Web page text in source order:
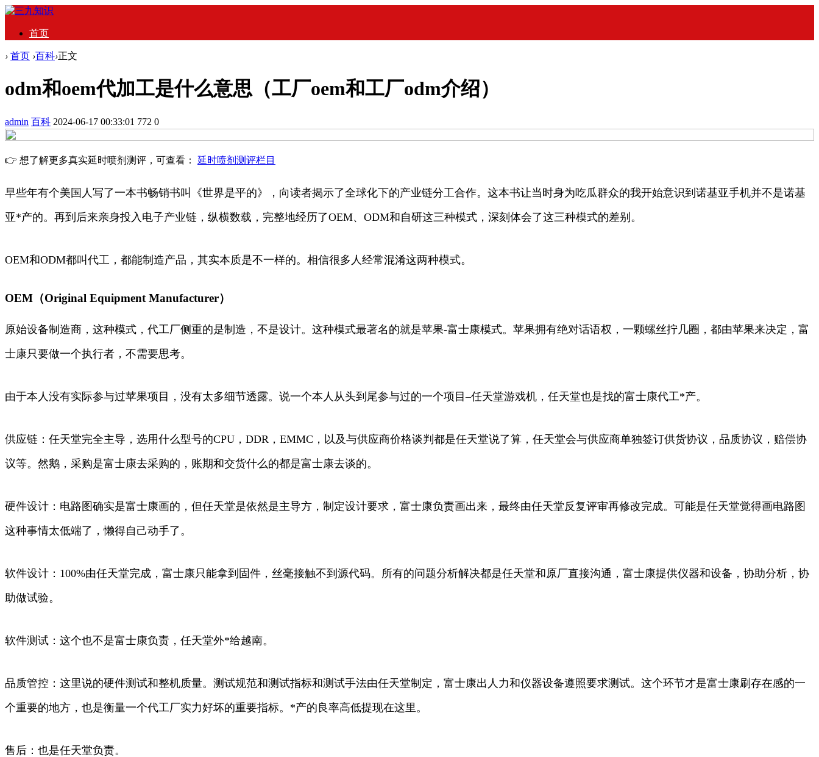
首页
› 首页 ›百科›正文
odm和oem代加工是什么意思（工厂oem和工厂odm介绍）
admin 百科 2024-06-17 00:33:01 772 0
👉 想了解更多真实延时喷剂测评，可查看： 延时喷剂测评栏目
早些年有个美国人写了一本书畅销书叫《世界是平的》，向读者揭示了全球化下的产业链分工合作。这本书让当时身为吃瓜群众的我开始意识到诺基亚手机并不是诺基
亚*产的。再到后来亲身投入电子产业链，纵横数载，完整地经历了OEM、ODM和自研这三种模式，深刻体会了这三种模式的差别。
OEM和ODM都叫代工，都能制造产品，其实本质是不一样的。相信很多人经常混淆这两种模式。
OEM（Original Equipment Manufacturer）
原始设备制造商，这种模式，代工厂侧重的是制造，不是设计。这种模式最著名的就是苹果-富士康模式。苹果拥有绝对话语权，一颗螺丝拧几圈，都由苹果来决定，富
士康只要做一个执行者，不需要思考。
由于本人没有实际参与过苹果项目，没有太多细节透露。说一个本人从头到尾参与过的一个项目–任天堂游戏机，任天堂也是找的富士康代工*产。
供应链：任天堂完全主导，选用什么型号的CPU，DDR，EMMC，以及与供应商价格谈判都是任天堂说了算，任天堂会与供应商单独签订供货协议，品质协议，赔偿协
议等。然鹅，采购是富士康去采购的，账期和交货什么的都是富士康去谈的。
硬件设计：电路图确实是富士康画的，但任天堂是依然是主导方，制定设计要求，富士康负责画出来，最终由任天堂反复评审再修改完成。可能是任天堂觉得画电路图
这种事情太低端了，懒得自己动手了。
软件设计：100%由任天堂完成，富士康只能拿到固件，丝毫接触不到源代码。所有的问题分析解决都是任天堂和原厂直接沟通，富士康提供仪器和设备，协助分析，协
助做试验。
软件测试：这个也不是富士康负责，任天堂外*给越南。
品质管控：这里说的硬件测试和整机质量。测试规范和测试指标和测试手法由任天堂制定，富士康出人力和仪器设备遵照要求测试。这个环节才是富士康刷存在感的一
个重要的地方，也是衡量一个代工厂实力好坏的重要指标。*产的良率高低提现在这里。
售后：也是任天堂负责。